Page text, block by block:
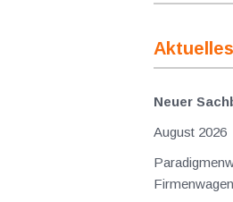
Aktuelles
Neuer
August 2026